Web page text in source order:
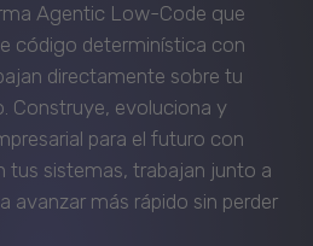
Agentic Low-Code que
código determinística con
directamente sobre tu
Construye, evoluciona y
para el futuro con
tus sistemas, trabajan junto a
avanzar más rápido sin perder